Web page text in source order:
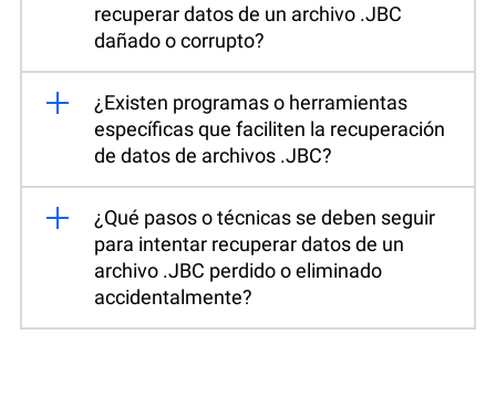
recuperar datos de un archivo .JBC
dañado o corrupto?
¿Existen programas o herramientas
específicas que faciliten la recuperación
de datos de archivos .JBC?
¿Qué pasos o técnicas se deben seguir
para intentar recuperar datos de un
archivo .JBC perdido o eliminado
accidentalmente?